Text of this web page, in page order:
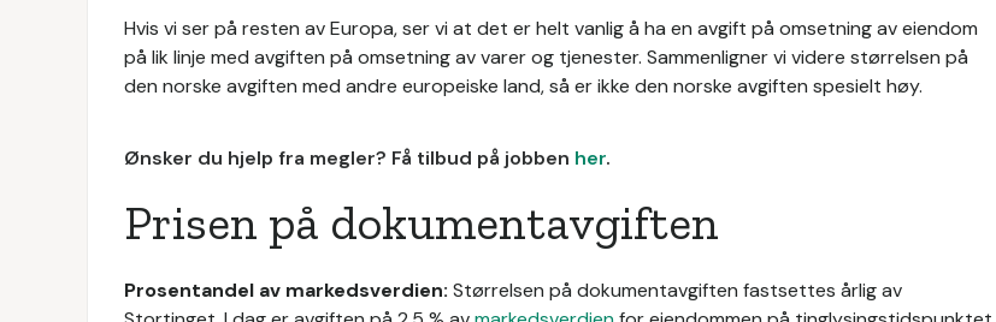
Hvis vi ser på resten av Europa, ser vi at det er helt vanlig å ha en avgift på omsetning av eiendom
på lik linje med avgiften på omsetning av varer og tjenester. Sammenligner vi videre størrelsen på
den norske avgiften med andre europeiske land, så er ikke den norske avgiften spesielt høy.
Ønsker du hjelp fra megler? Få tilbud på jobben her.
Prisen på dokumentavgiften
Prosentandel av markedsverdien: Størrelsen på dokumentavgiften fastsettes årlig av